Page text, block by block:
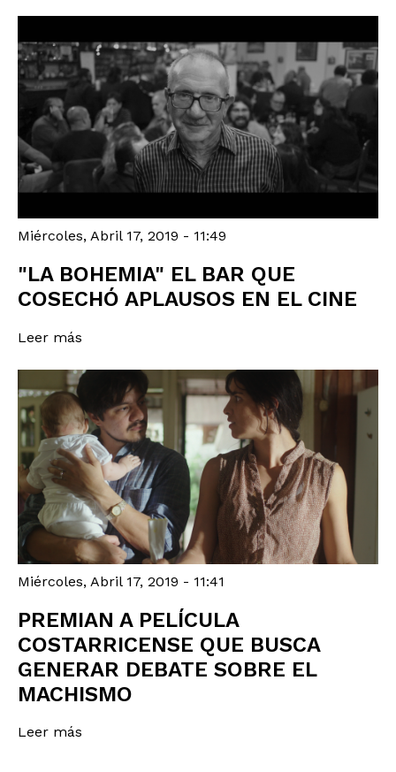
Miércoles, Abril 17, 2019 - 11:49
"LA BOHEMIA" EL BAR QUE
COSECHÓ APLAUSOS EN EL CINE
Leer más
Miércoles, Abril 17, 2019 - 11:41
PREMIAN A PELÍCULA
COSTARRICENSE QUE BUSCA
GENERAR DEBATE SOBRE EL
MACHISMO
Leer más